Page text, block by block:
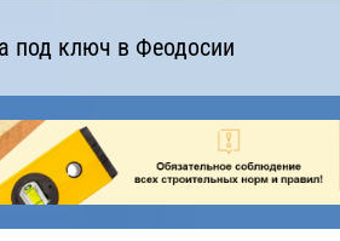
под ключ в Феодосии